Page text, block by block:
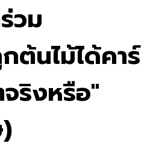
วม
ต้นไม้ได้คาร์
ริงหรือ"